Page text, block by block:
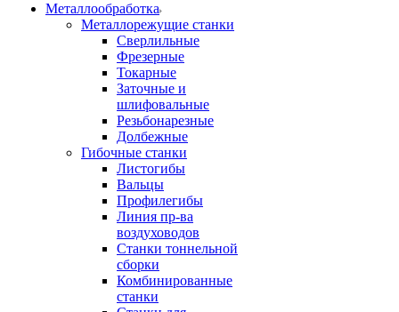
Металлообработка
Металлорежущие станки
Сверлильные
Фрезерные
Токарные
Заточные и
шлифовальные
Резьбонарезные
Долбежные
Гибочные станки
Листогибы
Вальцы
Профилегибы
Линия пр-ва
воздуховодов
Станки тоннельной
сборки
Комбинированные
станки